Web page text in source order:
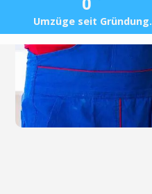
0
Umzüge seit Gründung.